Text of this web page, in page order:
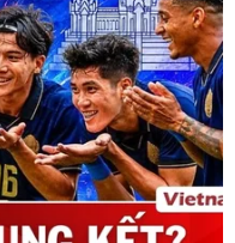
thép gai. Cảnh sát cắm
(xã Đồng Tâm).
phát)
Đồng Tâm, huyện